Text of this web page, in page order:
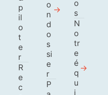
p
il
o
t
e
r
R
e
c
o
n
d
o
s
si
e
r
P
o
s
N
o
tr
e
é
q
u
i